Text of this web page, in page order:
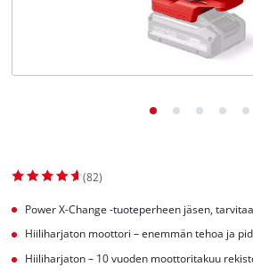
(82)
Power X-Change -tuoteperheen jäsen,
Hiiliharjaton moottori – enemmän tehoa ja
Hiiliharjaton – 10 vuoden moottoritakuu